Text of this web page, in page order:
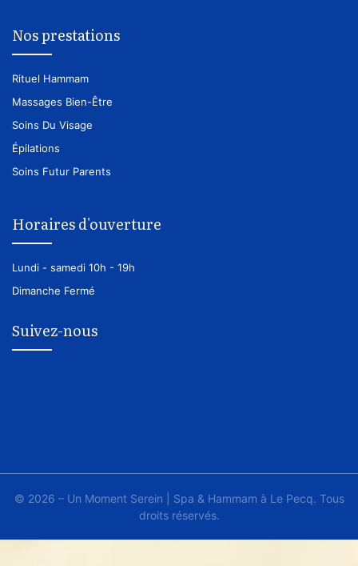
Nos prestations
Rituel Hammam
Massages Bien-Être
Soins Du Visage
Épilations
Soins Futur Parents
Horaires d'ouverture
Lundi - samedi 10h - 19h
Dimanche Fermé
Suivez-nous
© 2026 – Un Moment Serein | Spa & Hammam à Le Pecq. Tous
droits réservés.